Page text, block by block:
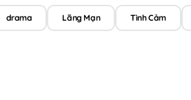
drama Lãng Mạn Tình Cảm